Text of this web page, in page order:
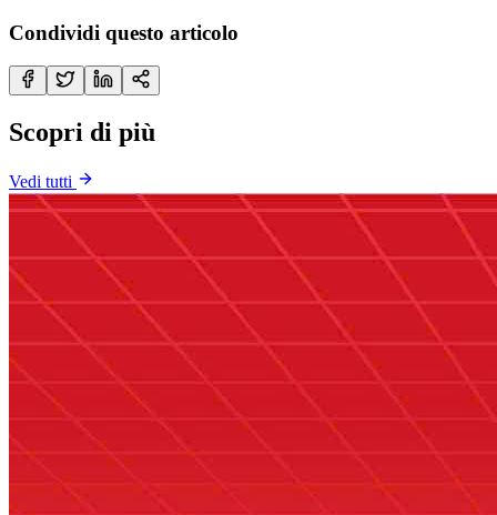
Condividi questo articolo
Scopri di più
Vedi tutti